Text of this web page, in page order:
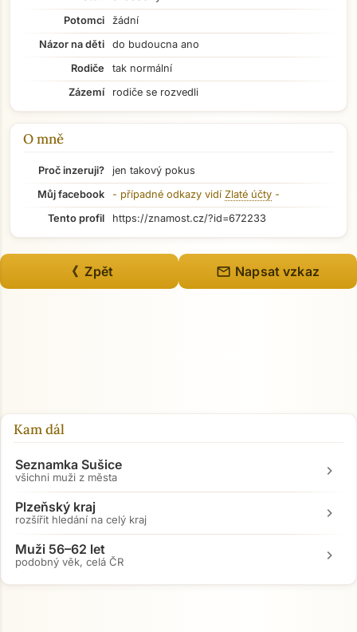
Potomci
žádní
Názor na děti
do budoucna ano
Rodiče
tak normální
Zázemí
rodiče se rozvedli
O mně
Proč inzeruji?
jen takový pokus
Můj facebook
- případné odkazy vidí Zlaté účty -
Tento profil
https://znamost.cz/?id=672233
《 Zpět mail Napsat vzkaz
Kam dál
Seznamka Sušice
všichni muži z města chevron_right
Plzeňský kraj
rozšířit hledání na celý kraj chevron_right
Muži 56–62 let
podobný věk, celá ČR chevron_right